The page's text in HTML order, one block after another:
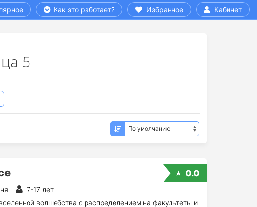
Как это работает? Избранное Кабинет
5
7-17 лет
волшебства с распределением на факультеты и
0.0